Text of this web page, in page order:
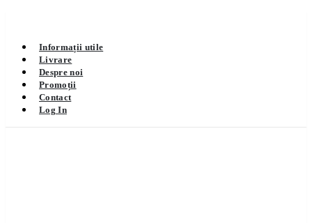
Informații utile
Livrare
Despre noi
Promoții
Contact
Log In